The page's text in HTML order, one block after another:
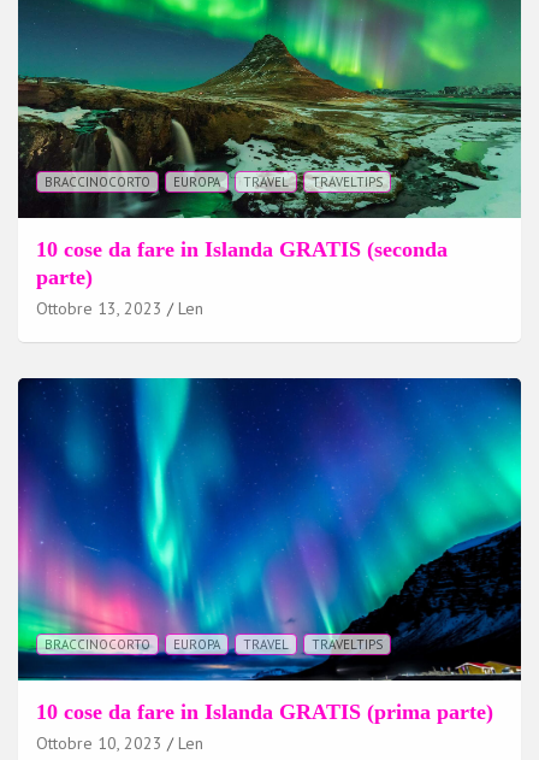
BRACCINOCORTO EUROPA TRAVEL TRAVELTIPS
10 cose da fare in Islanda GRATIS (seconda
parte)
Ottobre 13, 2023 Len
BRACCINOCORTO EUROPA TRAVEL TRAVELTIPS
10 cose da fare in Islanda GRATIS (prima parte)
Ottobre 10, 2023 Len